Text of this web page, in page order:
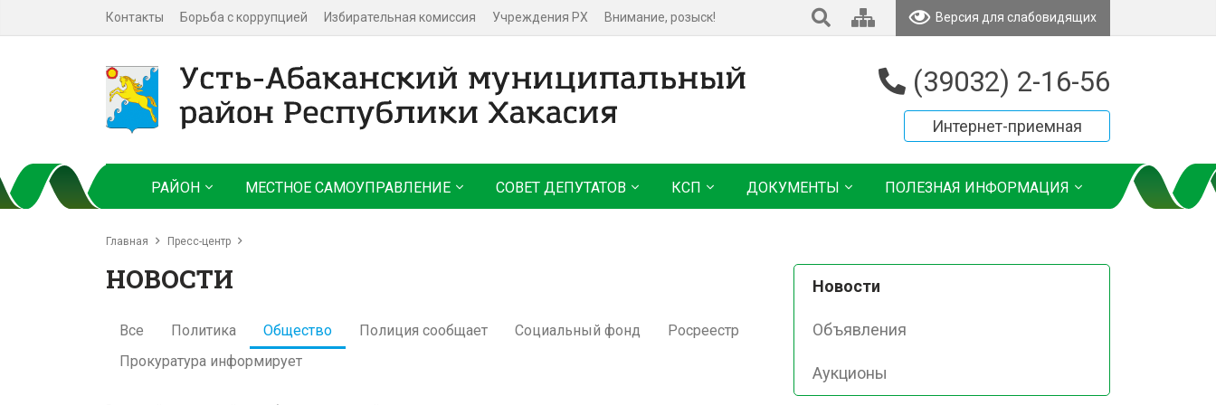
Контакты Борьба с коррупцией Избирательная комиссия Учреждения РХ Внимание, розыск! Версия для слабовидящих
(39032) 2-16-56
Интернет-приемная
РАЙОН МЕСТНОЕ САМОУПРАВЛЕНИЕ СОВЕТ ДЕПУТАТОВ КСП ДОКУМЕНТЫ ПОЛЕЗНАЯ ИНФОРМАЦИЯ
Главная Пресс-центр
НОВОСТИ
Все Политика Общество Полиция сообщает Социальный фонд
Росреестр
Прокуратура информирует
Новости
Объявления
Аукционы